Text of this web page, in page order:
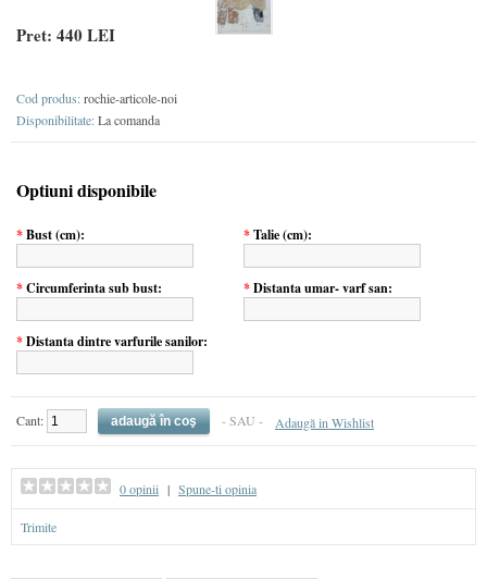
Cod produs:rochie-articole-noi
Disponibilitate:La comanda
Pret: 440 LEI
Optiuni disponibile
*Bust (cm): *Talie (cm):
*Circumferinta sub bust: *Distanta umar- varf san:
*Distanta dintre varfurile sanilor:
Cant: - SAU - Adaugă in Wishlist
0 opinii | Spune-ti opinia
Trimite